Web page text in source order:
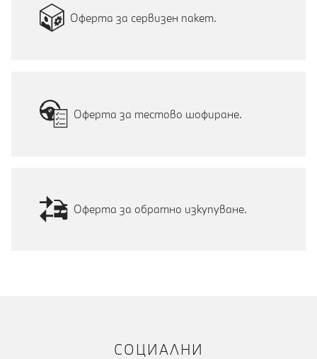
Оферта за сервизен пакет.
Оферта за тестово шофиране.
Оферта за обратно изкупуване.
СОЦИАЛНИ